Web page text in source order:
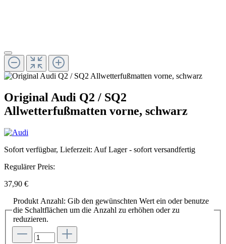
Original Audi Q2 / SQ2
Allwetterfußmatten vorne, schwarz
Sofort verfügbar, Lieferzeit: Auf Lager - sofort versandfertig
Regulärer Preis:
37,90 €
Produkt Anzahl: Gib den gewünschten Wert ein oder benutze
die Schaltflächen um die Anzahl zu erhöhen oder zu
reduzieren.